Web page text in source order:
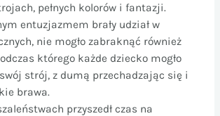
pełnych kolorów i fantazji.
entuzjazmem brały udział w
nie mogło zabraknąć również
którego każde dziecko mogło
strój, z dumą przechadzając się i
brawa.
przyszedł czas na